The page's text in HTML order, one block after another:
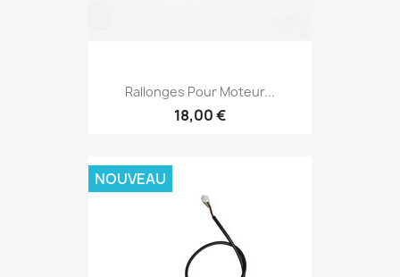
Rallonges Pour Moteur...
18,00 €
NOUVEAU